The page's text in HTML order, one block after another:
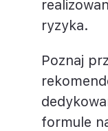
ryzyka.
Poznaj
formule